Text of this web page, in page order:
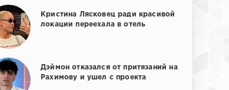
Кристина Лясковец ради красивой
локации переехала в отель
Дэймон отказался от притязаний на
Рахимову и ушел с проекта